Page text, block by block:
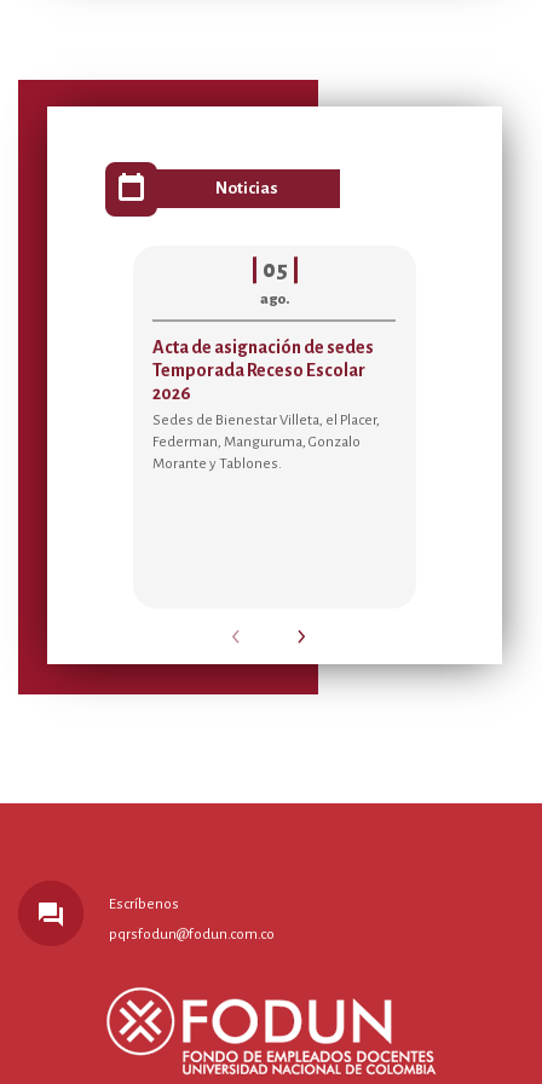
calendar_today Noticias
05
ago.
Acta de asignación de sedes
Temporada Receso Escolar
2026
Sedes de Bienestar Villeta, el Placer,
Federman, Manguruma, Gonzalo
Morante y Tablones.
‹ ›
forum
Escríbenos
pqrsfodun@fodun.com.co